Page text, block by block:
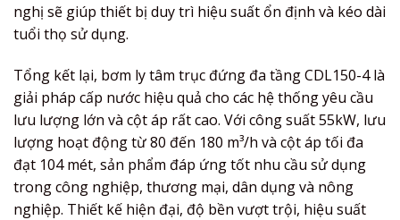
nghị sẽ giúp thiết bị duy trì hiệu suất ổn định và kéo dài
tuổi thọ sử dụng.
Tổng kết lại, bơm ly tâm trục đứng đa tầng CDL150-4 là
giải pháp cấp nước hiệu quả cho các hệ thống yêu cầu
lưu lượng lớn và cột áp rất cao. Với công suất 55kW, lưu
lượng hoạt động từ 80 đến 180 m³/h và cột áp tối đa
đạt 104 mét, sản phẩm đáp ứng tốt nhu cầu sử dụng
trong công nghiệp, thương mại, dân dụng và nông
nghiệp. Thiết kế hiện đại, độ bền vượt trội, hiệu suất